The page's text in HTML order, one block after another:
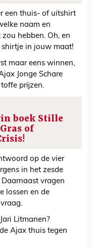
een thuis- of uitshirt
naam en
hebben. Oh, en
in jouw maat!
maar eens winnen,
Jonge Schare
prijzen.
boek Stille
of
op de vier
in het zesde
vragen
lossen en de
Litmanen?
Ajax thuis tegen